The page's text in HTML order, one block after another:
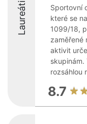
Laureáti
Sportovní
které se
1099/18,
zaměřené
aktivit
skupinám.
rozsáhlou
8.7